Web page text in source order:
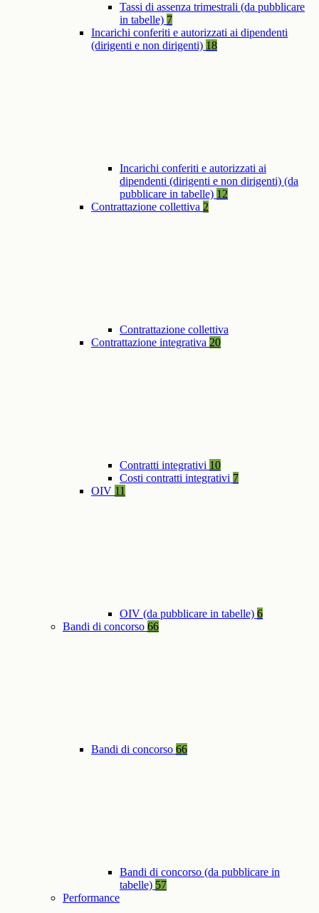
Tassi di assenza trimestrali (da pubblicare
in tabelle) 7
Incarichi conferiti e autorizzati ai dipendenti
(dirigenti e non dirigenti) 18
Incarichi conferiti e autorizzati ai
dipendenti (dirigenti e non dirigenti) (da
pubblicare in tabelle) 12
Contrattazione collettiva 2
Contrattazione collettiva
Contrattazione integrativa 20
Contratti integrativi 10
Costi contratti integrativi 7
OIV 11
OIV (da pubblicare in tabelle) 6
Bandi di concorso 66
Bandi di concorso 66
Bandi di concorso (da pubblicare in
tabelle) 57
Performance